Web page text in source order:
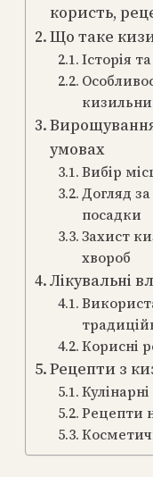
користь,
Що таке
Історія
умовах
Вибір
Догляд
посадки
Захист
хвороб
Лікувальні
Корисні
Рецепти з
Рецепти